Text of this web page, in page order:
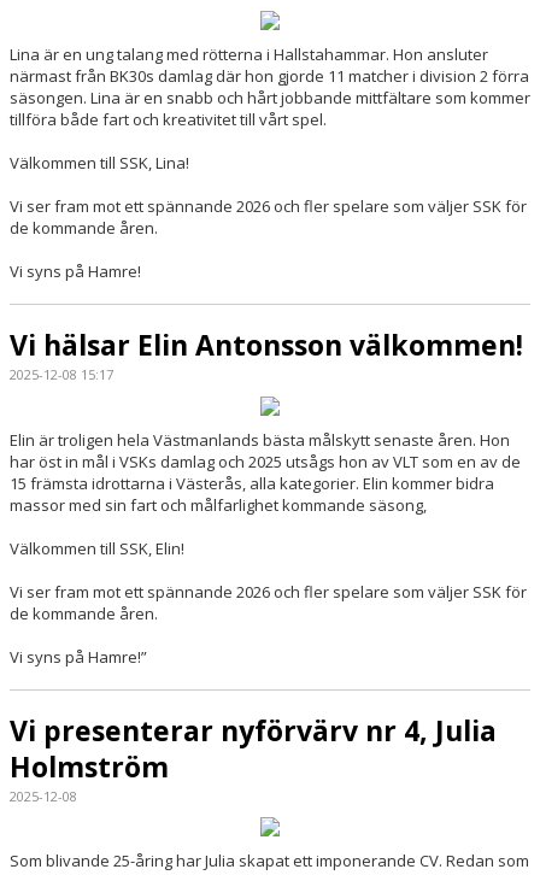
Lina är en ung talang med rötterna i Hallstahammar. Hon ansluter
närmast från BK30s damlag där hon gjorde 11 matcher i division 2 förra
säsongen. Lina är en snabb och hårt jobbande mittfältare som kommer
tillföra både fart och kreativitet till vårt spel.
Välkommen till SSK, Lina!
Vi ser fram mot ett spännande 2026 och fler spelare som väljer SSK för
de kommande åren.
Vi syns på Hamre!
Vi hälsar Elin Antonsson välkommen!
2025-12-08 15:17
Elin är troligen hela Västmanlands bästa målskytt senaste åren. Hon
har öst in mål i VSKs damlag och 2025 utsågs hon av VLT som en av de
15 främsta idrottarna i Västerås, alla kategorier. Elin kommer bidra
massor med sin fart och målfarlighet kommande säsong,
Välkommen till SSK, Elin!
Vi ser fram mot ett spännande 2026 och fler spelare som väljer SSK för
de kommande åren.
Vi syns på Hamre!”
Vi presenterar nyförvärv nr 4, Julia
Holmström
2025-12-08
Som blivande 25-åring har Julia skapat ett imponerande CV. Redan som